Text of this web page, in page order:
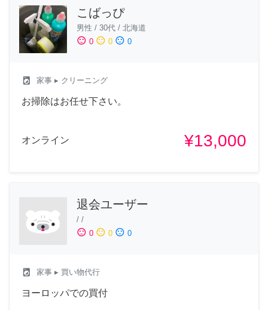
こばっぴ
男性 / 30代 / 北海道
sentiment_satisfied 0 sentiment_neutral 0 sentiment_dissatisfied 0
local_laundry_service 家事 ▸ クリーニング
お掃除はお任せ下さい。
オンライン ¥13,000
退会ユーザー
/ /
sentiment_satisfied 0 sentiment_neutral 0 sentiment_dissatisfied 0
local_laundry_service 家事 ▸ 買い物代行
ヨーロッパでの買付